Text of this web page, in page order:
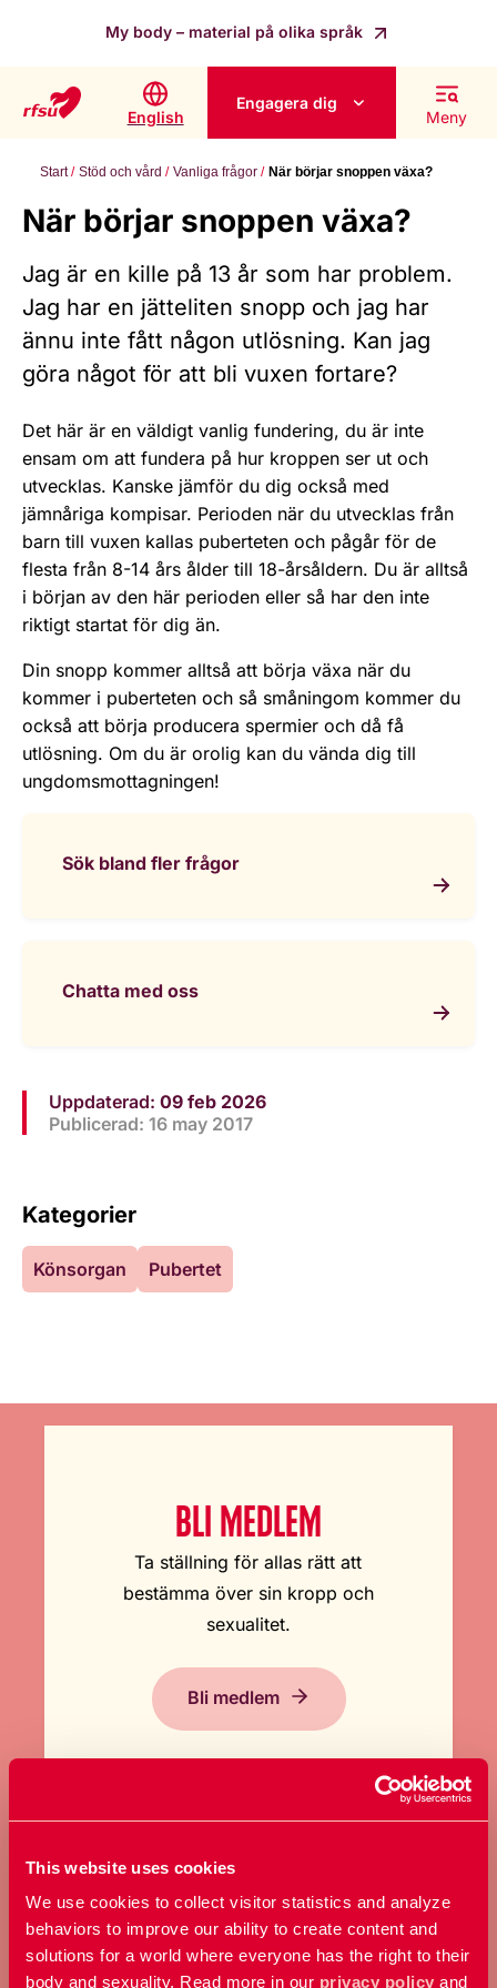
This website uses cookies
We use cookies to collect visitor statistics and analyze
behaviors to improve our ability to create content and
solutions for a world where everyone has the right to their
body and sexuality. Read more in our privacy policy and
My body – material på olika språk
English
Engagera dig
Meny
Start Stöd och vård Vanliga frågor När börjar snoppen växa?
När börjar snoppen växa?
Jag är en kille på 13 år som har problem.
Jag har en jätteliten snopp och jag har
ännu inte fått någon utlösning. Kan jag
göra något för att bli vuxen fortare?
Det här är en väldigt vanlig fundering, du är inte
ensam om att fundera på hur kroppen ser ut och
utvecklas. Kanske jämför du dig också med
jämnåriga kompisar. Perioden när du utvecklas från
barn till vuxen kallas puberteten och pågår för de
flesta från 8-14 års ålder till 18-årsåldern. Du är alltså
i början av den här perioden eller så har den inte
riktigt startat för dig än.
Din snopp kommer alltså att börja växa när du
kommer i puberteten och så småningom kommer du
också att börja producera spermier och då få
utlösning. Om du är orolig kan du vända dig till
ungdomsmottagningen!
Sök bland fler frågor
Chatta med oss
Uppdaterad: 09 feb 2026
Publicerad: 16 may 2017
Kategorier
Könsorgan Pubertet
BLI MEDLEM
Ta ställning för allas rätt att
bestämma över sin kropp och
sexualitet.
Bli medlem
GE EN GÅVA
Bidra med ett valfritt belopp och